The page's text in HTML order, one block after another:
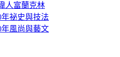
人富蘭克林
祕史與技法
風尚與藝文